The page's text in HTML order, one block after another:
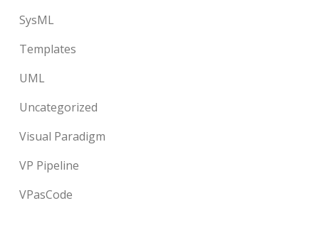
SysML
Templates
UML
Uncategorized
Visual Paradigm
VP Pipeline
VPasCode